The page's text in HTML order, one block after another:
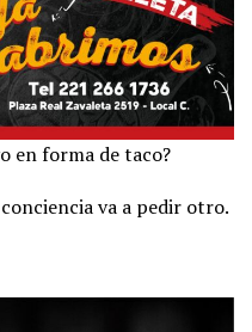
en forma de taco?
va a pedir otro.